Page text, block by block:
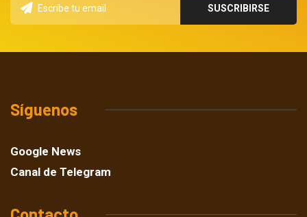
Síguenos
Google News
Canal de Telegram